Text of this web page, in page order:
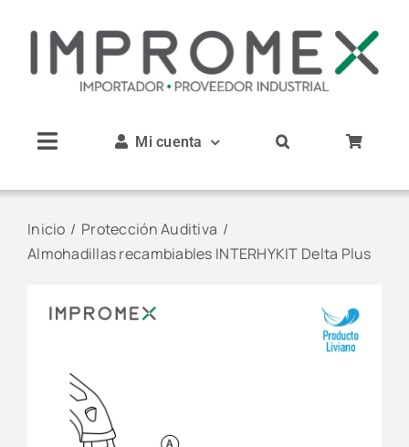
Toggle
Nosotros
Productos
Servicios
Mi cuenta
Inicio
Protección Auditiva
Almohadillas recambiables INTERHYKIT Delta Plus